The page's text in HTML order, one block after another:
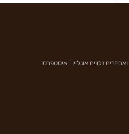
נלווים אונליין | איסטפרסו